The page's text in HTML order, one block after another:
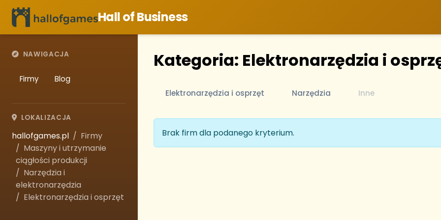
Hall of Business
NAWIGACJA
Firmy Blog
LOKALIZACJA
hallofgames.pl
Firmy
Maszyny i utrzymanie
ciągłości produkcji
Narzędzia i
elektronarzędzia
Elektronarzędzia i osprzęt
Kategoria: Elektronarzędzia i
Elektronarzędzia i osprzęt Narzędzia Inne
Brak firm dla podanego kryterium.